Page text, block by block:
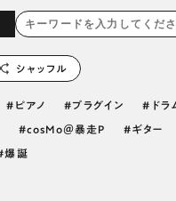
シャッフル
ピアノ プラグイン ドラ
cosMo＠暴走P ギター
爆誕